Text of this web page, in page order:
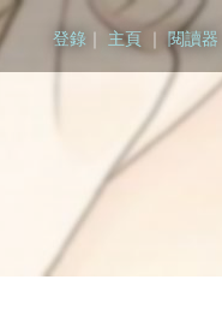
登錄 ｜ 主頁 ｜ 閱讀器